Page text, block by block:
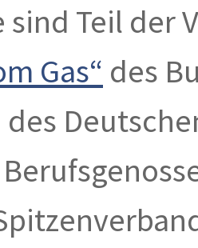
sind Teil der
Gas“ des
des